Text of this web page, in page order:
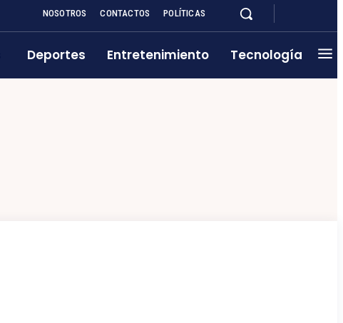
NOSOTROS CONTACTOS POLÍTICAS
Deportes Entretenimiento Tecnología